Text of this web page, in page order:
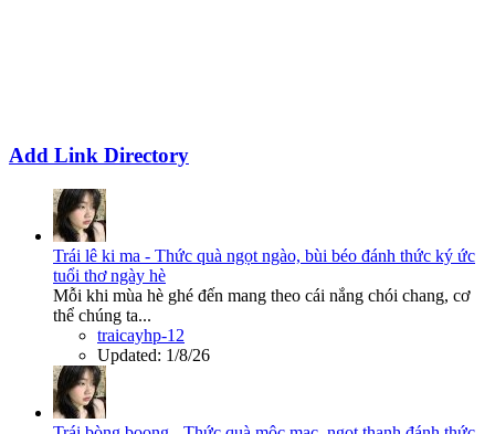
Add Link Directory
Trái lê ki ma - Thức quà ngọt ngào, bùi béo đánh thức ký ức
tuổi thơ ngày hè
Mỗi khi mùa hè ghé đến mang theo cái nắng chói chang, cơ
thể chúng ta...
traicayhp-12
Updated: 1/8/26